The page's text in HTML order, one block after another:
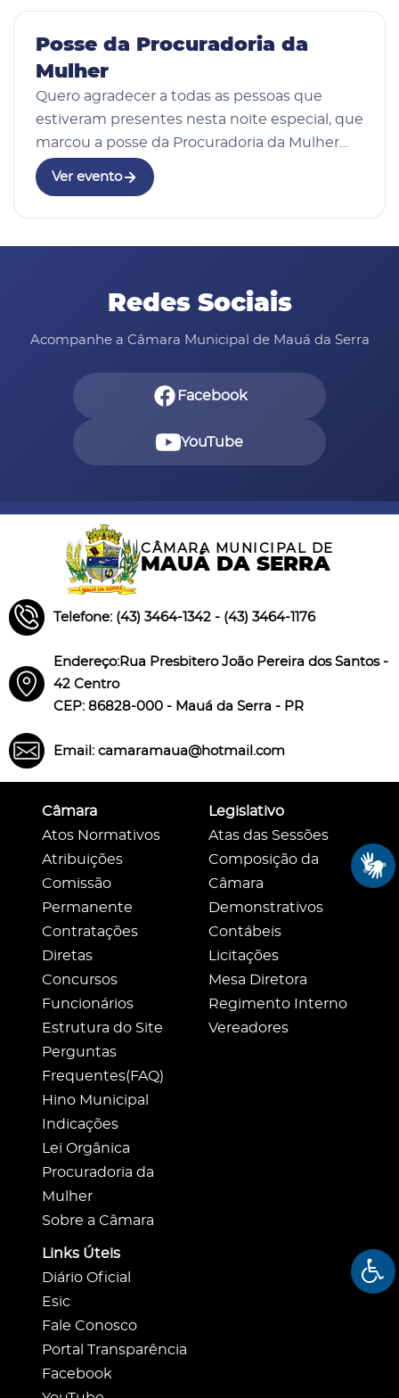
07 Fev 2026
Posse da Procuradoria da
Mulher
Quero agradecer a todas as pessoas que
estiveram presentes nesta noite especial, que
marcou a posse da Procuradoria da Mulher
em nosso município. Agradeço a nossa
deputada Cloara Pinheiro, pelo apoio e por
Ver evento
Redes Sociais
Acompanhe a Câmara Municipal de Mauá da Serra
Facebook
YouTube
CÂMARA MUNICIPAL DE
MAUÁ DA SERRA
Telefone: (43) 3464-1342 - (43) 3464-1176
Endereço:Rua Presbitero João Pereira dos Santos -
42 Centro
CEP: 86828-000 - Mauá da Serra - PR
Email: camaramaua@hotmail.com
Câmara
Atos Normativos
Atribuições
Comissão
Permanente
Contratações
Diretas
Concursos
Funcionários
Estrutura do Site
Perguntas
Frequentes(FAQ)
Hino Municipal
Indicações
Lei Orgânica
Procuradoria da
Mulher
Sobre a Câmara
Legislativo
Atas das Sessões
Composição da
Câmara
Demonstrativos
Contábeis
Licitações
Mesa Diretora
Regimento Interno
Vereadores
Links Úteis
Diário Oficial
Esic
Fale Conosco
Portal Transparência
Facebook